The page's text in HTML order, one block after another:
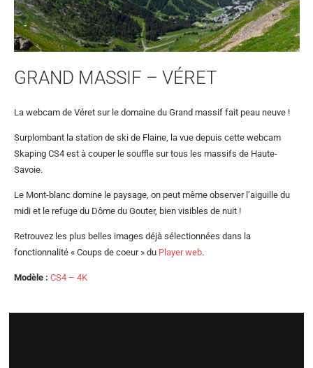
GRAND MASSIF – VÉRET
La webcam de Véret sur le domaine du Grand massif fait peau neuve !
Surplombant la station de ski de Flaine, la vue depuis cette webcam
Skaping CS4 est à couper le souffle sur tous les massifs de Haute-
Savoie.
Le Mont-blanc domine le paysage, on peut même observer l’aiguille du
midi et le refuge du Dôme du Gouter, bien visibles de nuit !
Retrouvez les plus belles images déjà sélectionnées dans la
fonctionnalité « Coups de coeur » du Player web.
Modèle : CS4 – 4K